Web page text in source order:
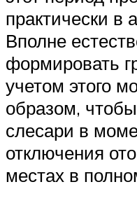
практически в
Вполне
формировать
учетом этого
образом,
слесари в
отключения
местах в